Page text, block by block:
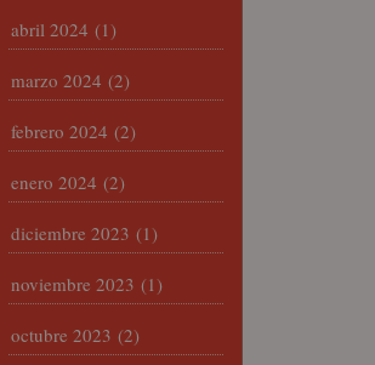
abril 2024 (1)
marzo 2024 (2)
febrero 2024 (2)
enero 2024 (2)
diciembre 2023 (1)
noviembre 2023 (1)
octubre 2023 (2)